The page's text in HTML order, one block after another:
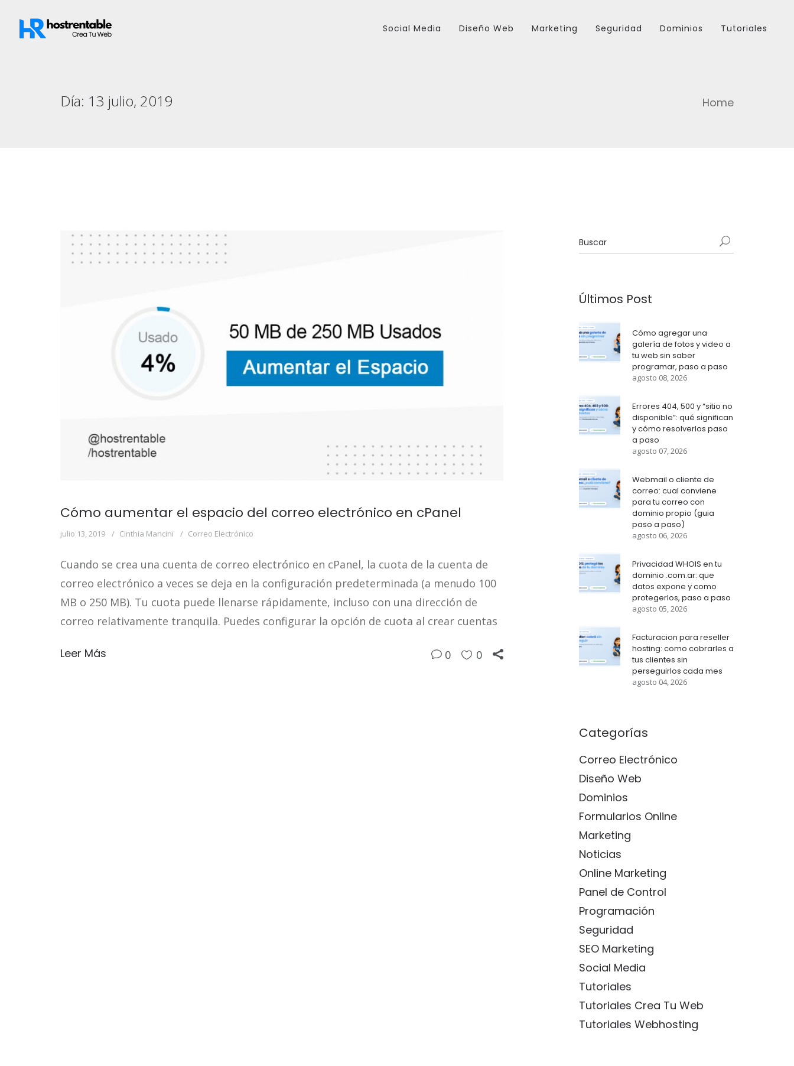
Social Media Diseño Web Marketing Seguridad Dominios Tutoriales
Día: 13 julio, 2019 Home
Cómo aumentar el espacio del correo electrónico en cPanel
julio 13, 2019 Cinthia Mancini Correo Electrónico
Cuando se crea una cuenta de correo electrónico en cPanel, la cuota de la cuenta de
correo electrónico a veces se deja en la configuración predeterminada (a menudo 100
MB o 250 MB). Tu cuota puede llenarse rápidamente, incluso con una dirección de
correo relativamente tranquila. Puedes configurar la opción de cuota al crear cuentas
Leer Más 0 0
Últimos Post
Cómo agregar una
galería de fotos y video a
tu web sin saber
programar, paso a paso
agosto 08, 2026
Errores 404, 500 y “sitio no
disponible”: qué significan
y cómo resolverlos paso
a paso
agosto 07, 2026
Webmail o cliente de
correo: cual conviene
para tu correo con
dominio propio (guia
paso a paso)
agosto 06, 2026
Privacidad WHOIS en tu
dominio .com.ar: que
datos expone y como
protegerlos, paso a paso
agosto 05, 2026
Facturacion para reseller
hosting: como cobrarles a
tus clientes sin
perseguirlos cada mes
agosto 04, 2026
Categorías
Correo Electrónico
Diseño Web
Dominios
Formularios Online
Marketing
Noticias
Online Marketing
Panel de Control
Programación
Seguridad
SEO Marketing
Social Media
Tutoriales
Tutoriales Crea Tu Web
Tutoriales Webhosting